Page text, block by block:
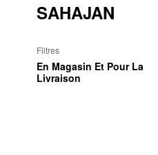
SAHAJAN
Filtres
En Magasin Et Pour La
Livraison